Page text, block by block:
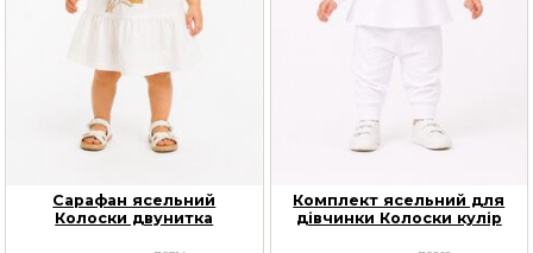
Сарафан ясельний
Колоски двунитка
Комплект ясельний для
дівчинки Колоски кулір